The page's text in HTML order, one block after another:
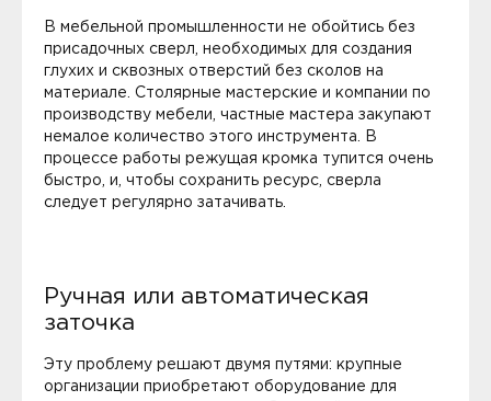
В мебельной промышленности не обойтись без
присадочных сверл, необходимых для создания
глухих и сквозных отверстий без сколов на
материале. Столярные мастерские и компании по
производству мебели, частные мастера закупают
немалое количество этого инструмента. В
процессе работы режущая кромка тупится очень
быстро, и, чтобы сохранить ресурс, сверла
следует регулярно затачивать.
Ручная или автоматическая
заточка
Эту проблему решают двумя путями: крупные
организации приобретают оборудование для